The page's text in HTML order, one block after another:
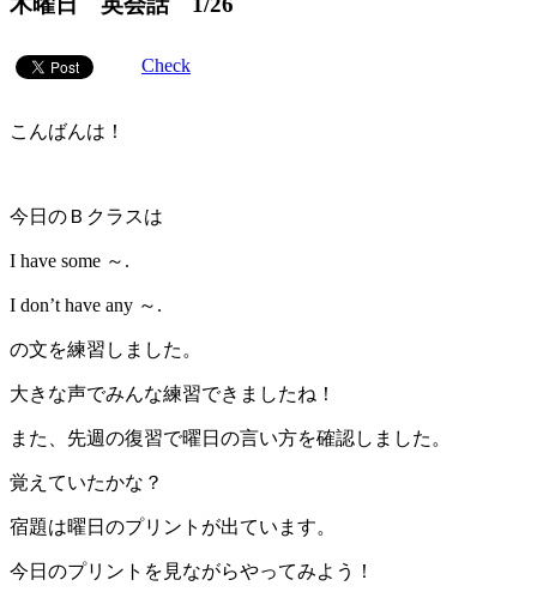
Check
こんばんは！
今日のＢクラスは
I have some ～.
I don’t have any ～.
の文を練習しました。
大きな声でみんな練習できましたね！
また、先週の復習で曜日の言い方を確認しました。
覚えていたかな？
宿題は曜日のプリントが出ています。
今日のプリントを見ながらやってみよう！